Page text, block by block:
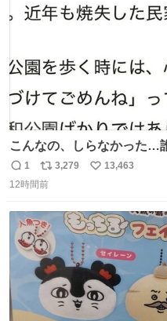
こんなの、しらなかった…
返
信
1
リ
ポ
ト
数
3,279
い
数
13,463
12時間前